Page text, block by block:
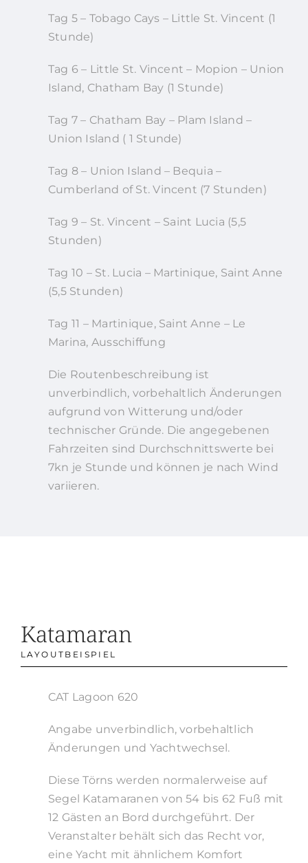
Tag 5 – Tobago Cays – Little St. Vincent (1
Stunde)
Tag 6 – Little St. Vincent – Mopion – Union
Island, Chatham Bay (1 Stunde)
Tag 7 – Chatham Bay – Plam Island –
Union Island ( 1 Stunde)
Tag 8 – Union Island – Bequia –
Cumberland of St. Vincent (7 Stunden)
Tag 9 – St. Vincent – Saint Lucia (5,5
Stunden)
Tag 10 – St. Lucia – Martinique, Saint Anne
(5,5 Stunden)
Tag 11 – Martinique, Saint Anne – Le
Marina, Ausschiffung
Die Routenbeschreibung ist
unverbindlich, vorbehaltlich Änderungen
aufgrund von Witterung und/oder
technischer Gründe. Die angegebenen
Fahrzeiten sind Durchschnittswerte bei
7kn je Stunde und können je nach Wind
variieren.
Katamaran
LAYOUTBEISPIEL
CAT Lagoon 620
Angabe unverbindlich, vorbehaltlich
Änderungen und Yachtwechsel.
Diese Törns werden normalerweise auf
Segel Katamaranen von 54 bis 62 Fuß mit
12 Gästen an Bord durchgeführt. Der
Veranstalter behält sich das Recht vor,
eine Yacht mit ähnlichem Komfort